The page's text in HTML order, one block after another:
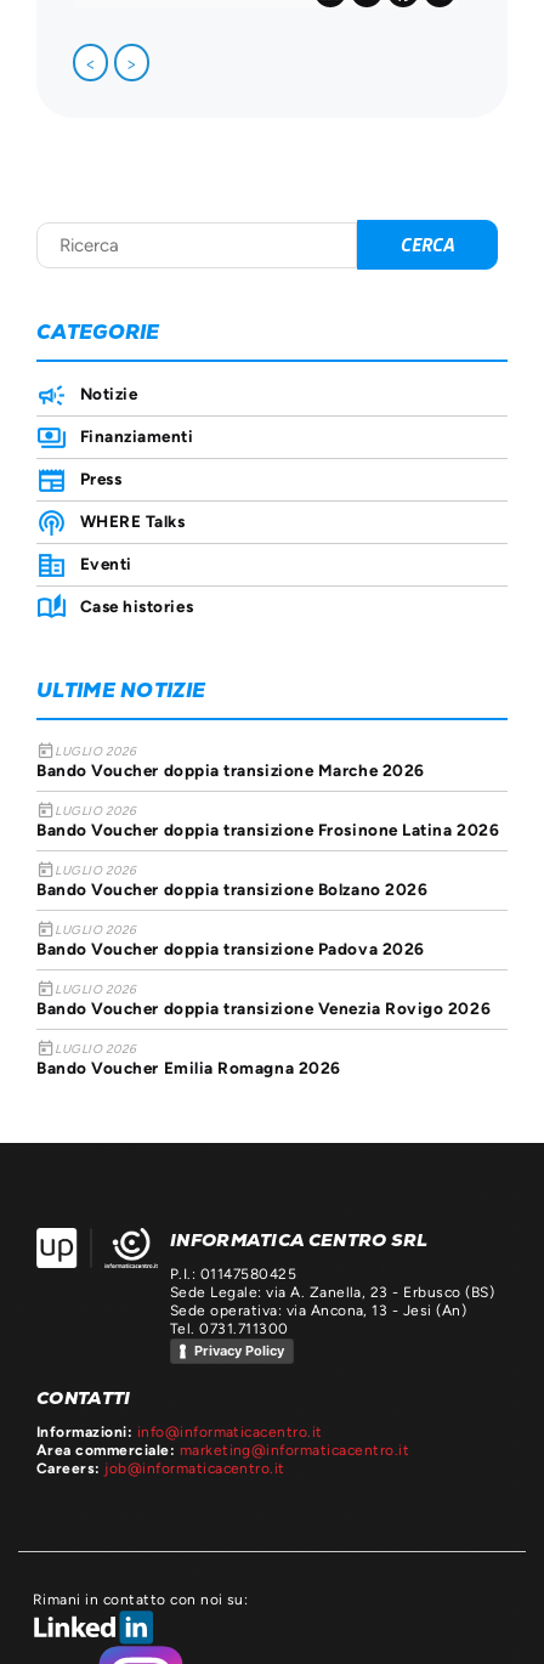
< >
CATEGORIE
Notizie
Finanziamenti
Press
WHERE Talks
Eventi
Case histories
ULTIME NOTIZIE
today LUGLIO 2026
Bando Voucher doppia transizione Marche 2026
today LUGLIO 2026
Bando Voucher doppia transizione Frosinone Latina 2026
today LUGLIO 2026
Bando Voucher doppia transizione Bolzano 2026
today LUGLIO 2026
Bando Voucher doppia transizione Padova 2026
today LUGLIO 2026
Bando Voucher doppia transizione Venezia Rovigo 2026
today LUGLIO 2026
Bando Voucher Emilia Romagna 2026
INFORMATICA CENTRO SRL
P.I.: 01147580425
Sede Legale: via A. Zanella, 23 - Erbusco (BS)
Sede operativa: via Ancona, 13 - Jesi (An)
Tel. 0731.711300
Privacy Policy
CONTATTI
Informazioni: info@informaticacentro.it
Area commerciale: marketing@informaticacentro.it
Careers: job@informaticacentro.it
Rimani in contatto con noi su: